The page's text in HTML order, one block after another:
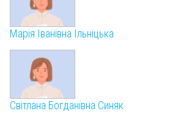
Марія Іванівна Ільніцька
Світлана Богданівна Синяк